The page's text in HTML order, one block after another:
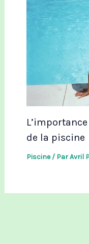
de la piscine
Piscine/ ParAvril